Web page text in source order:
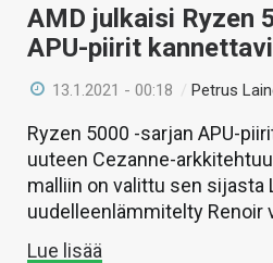
AMD julkaisi Ryzen
APU-piirit
13.1.2021 - 00:18 /Petrus
Ryzen 5000 -sarjan APU-
uuteen Cezanne-
malliin on valittu sen sijasta
uudelleenlämmitelty Renoir
Lue lisää